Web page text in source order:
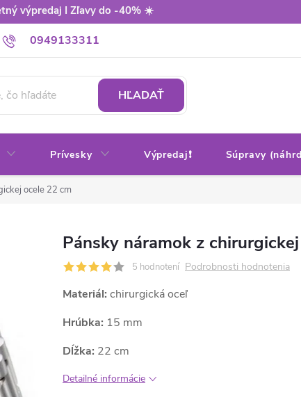
výpredaj I Zľavy do -40% ☀️
0949133311
podmienky
HĽADAŤ
Prívesky Výpredaj❗ Súpravy
ocele 22 cm
Pánsky náramok z
5 hodnotení Podrobnosti hodnotenia
Materiál: chirurgická oceľ
Hrúbka: 15 mm
Dĺžka: 22 cm
Detailné informácie